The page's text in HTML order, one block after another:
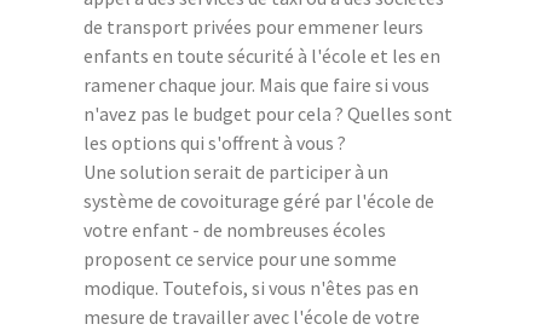
de transport privées pour emmener leurs
enfants en toute sécurité à l'école et les en
ramener chaque jour. Mais que faire si vous
n'avez pas le budget pour cela ? Quelles sont
les options qui s'offrent à vous ?
Une solution serait de participer à un
système de covoiturage géré par l'école de
votre enfant - de nombreuses écoles
proposent ce service pour une somme
modique. Toutefois, si vous n'êtes pas en
mesure de travailler avec l'école de votre